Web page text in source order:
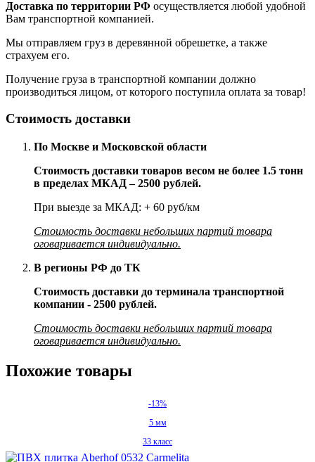
Доставка по территории РФ осуществляется любой удобной
Вам транспортной компанией.
Мы отправляем груз в деревянной обрешетке, а также
страхуем его.
Получение груза в транспортной компании должно
производиться лицом, от которого поступила оплата за товар!
Стоимость доставки
По Москве и Московской области
Стоимость доставки товаров весом не более 1.5 тонн
в пределах МКАД – 2500 рублей.
При выезде за МКАД: + 60 руб/км
Стоимость доставки небольших партий товара
оговаривается индивидуально.
В регионы РФ до ТК
Стоимость доставки до терминала транспортной
компании - 2500 рублей.
Стоимость доставки небольших партий товара
оговаривается индивидуально.
Похожие товары
-13%
5 мм
33 класс